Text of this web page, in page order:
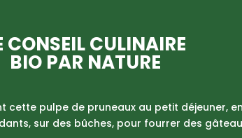
CONSEIL CULINAIRE
BIO PAR NATURE
pulpe de pruneaux au petit déjeuner,
sur des bûches, pour fourrer des